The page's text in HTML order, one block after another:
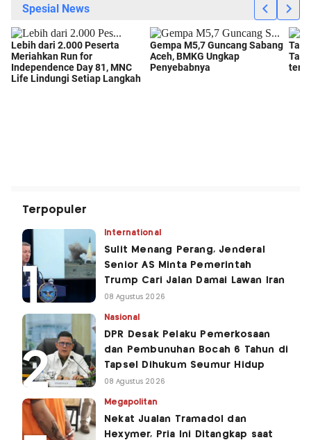
Terpopuler
International
Sulit Menang Perang, Jenderal
Senior AS Minta Pemerintah
Trump Cari Jalan Damai Lawan Iran
08 Agustus 2026
Nasional
DPR Desak Pelaku Pemerkosaan
dan Pembunuhan Bocah 6 Tahun di
Tapsel Dihukum Seumur Hidup
08 Agustus 2026
Megapolitan
Nekat Jualan Tramadol dan
Hexymer, Pria Ini Ditangkap saat